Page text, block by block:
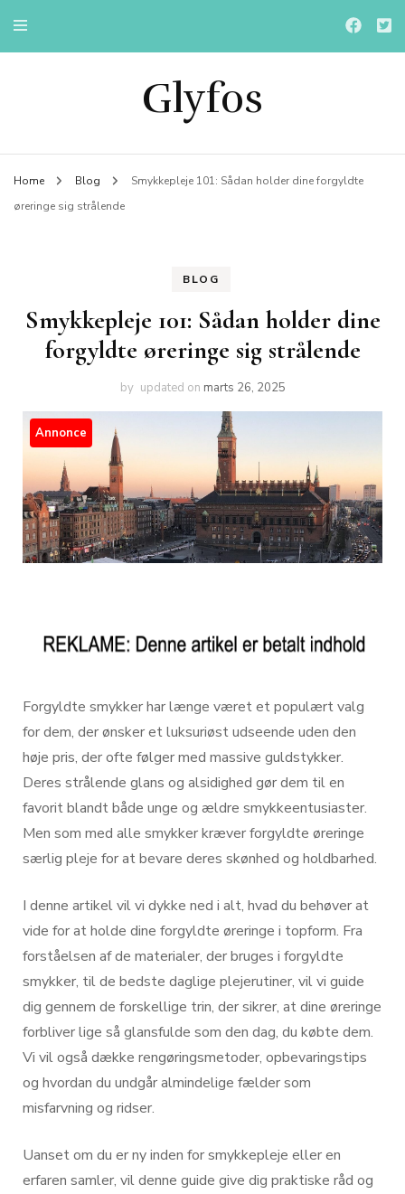
Glyfos
Home Blog
Smykkepleje 101: Sådan holder dine forgyldte
øreringe sig strålende
BLOG
Smykkepleje 101: Sådan holder dine
forgyldte øreringe sig strålende
by updated on marts 26, 2025
Annonce
Forgyldte smykker har længe været et populært valg
for dem, der ønsker et luksuriøst udseende uden den
høje pris, der ofte følger med massive guldstykker.
Deres strålende glans og alsidighed gør dem til en
favorit blandt både unge og ældre smykkeentusiaster.
Men som med alle smykker kræver forgyldte øreringe
særlig pleje for at bevare deres skønhed og holdbarhed.
I denne artikel vil vi dykke ned i alt, hvad du behøver at
vide for at holde dine forgyldte øreringe i topform. Fra
forståelsen af de materialer, der bruges i forgyldte
smykker, til de bedste daglige plejerutiner, vil vi guide
dig gennem de forskellige trin, der sikrer, at dine øreringe
forbliver lige så glansfulde som den dag, du købte dem.
Vi vil også dække rengøringsmetoder, opbevaringstips
og hvordan du undgår almindelige fælder som
misfarvning og ridser.
Uanset om du er ny inden for smykkepleje eller en
erfaren samler, vil denne guide give dig praktiske råd og